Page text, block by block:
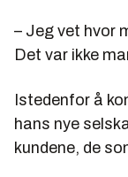
– Jeg vet hvor
Det var ikke
Istedenfor å
hans nye
kundene, de